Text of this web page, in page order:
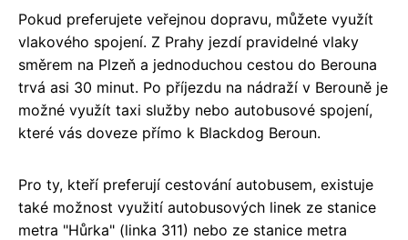
Pokud preferujete veřejnou dopravu, můžete využít
vlakového spojení. Z Prahy jezdí pravidelné vlaky
směrem na Plzeň a jednoduchou cestou do Berouna
trvá asi 30 minut. Po příjezdu na nádraží v Berouně je
možné využít taxi služby nebo autobusové spojení,
které vás doveze přímo k Blackdog Beroun.
Pro ty, kteří preferují cestování autobusem, existuje
také možnost využití autobusových linek ze stanice
metra "Hůrka" (linka 311) nebo ze stanice metra